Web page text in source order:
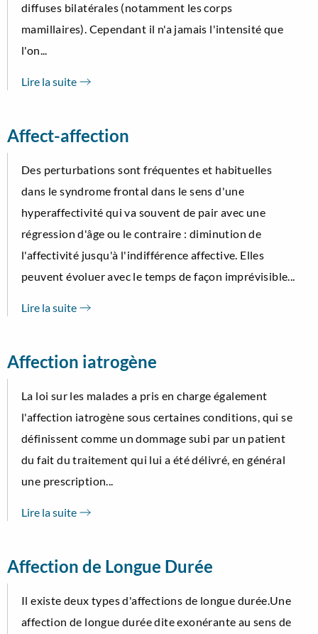
diffuses bilatérales (notamment les corps
mamillaires). Cependant il n'a jamais l'intensité que
l'on...
Lire la suite
Affect-affection
Des perturbations sont fréquentes et habituelles
dans le syndrome frontal dans le sens d'une
hyperaffectivité qui va souvent de pair avec une
régression d'âge ou le contraire : diminution de
l'affectivité jusqu'à l'indifférence affective. Elles
peuvent évoluer avec le temps de façon imprévisible...
Lire la suite
Affection iatrogène
La loi sur les malades a pris en charge également
l'affection iatrogène sous certaines conditions, qui se
définissent comme un dommage subi par un patient
du fait du traitement qui lui a été délivré, en général
une prescription...
Lire la suite
Affection de Longue Durée
Il existe deux types d'affections de longue durée.Une
affection de longue durée dite exonérante au sens de